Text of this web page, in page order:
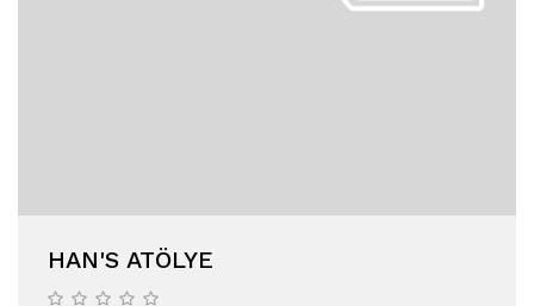
HAN'S ATÖLYE